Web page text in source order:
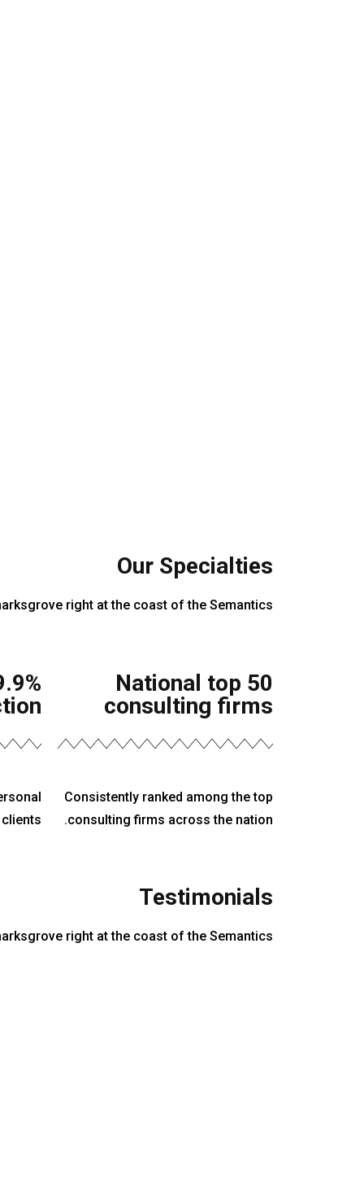
Our Specialties
right at the coast of the Semantics.
National top 50
consulting firms
Consistently ranked among the top
consulting firms across the nation.
Testimonials
right at the coast of the Semantics.